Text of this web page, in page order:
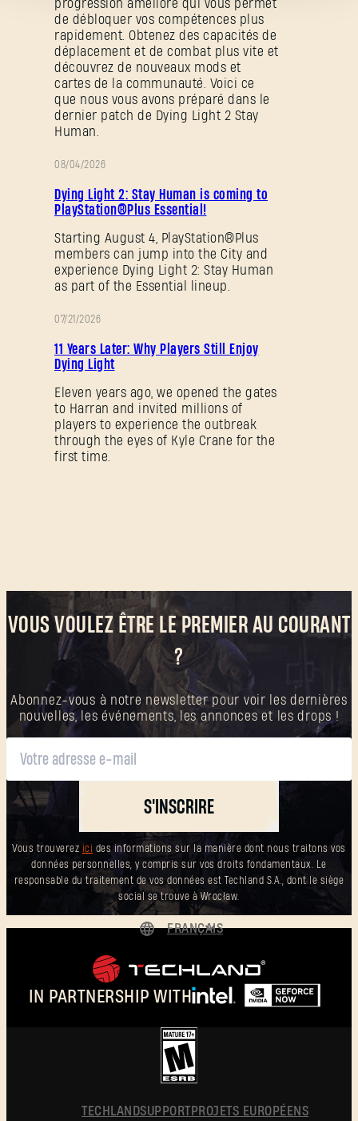
progression amélioré qui vous permet
de débloquer vos compétences plus
rapidement. Obtenez des capacités de
déplacement et de combat plus vite et
découvrez de nouveaux mods et
cartes de la communauté. Voici ce
que nous vous avons préparé dans le
dernier patch de Dying Light 2 Stay
Human.
08/04/2026
Dying Light 2: Stay Human is coming to
PlayStation®Plus Essential!
Starting August 4, PlayStation®Plus
members can jump into the City and
experience Dying Light 2: Stay Human
as part of the Essential lineup.
07/21/2026
11 Years Later: Why Players Still Enjoy
Dying Light
Eleven years ago, we opened the gates
to Harran and invited millions of
players to experience the outbreak
through the eyes of Kyle Crane for the
first time.
VOUS VOULEZ ÊTRE LE PREMIER AU COURANT
?
Abonnez-vous à notre newsletter pour voir les dernières
nouvelles, les événements, les annonces et les drops !
S'INSCRIRE
Vous trouverez ici des informations sur la manière dont nous traitons vos
données personnelles, y compris sur vos droits fondamentaux. Le
responsable du traitement de vos données est Techland S.A., dont le siège
social se trouve à Wrocław.
IN PARTNERSHIP WITH
FRANÇAIS
POLSKI
简体中文
TECHLANDSUPPORT PROJETS EUROPÉENS
Mot de passe oublié ?
C'est votre première fois sur Dying Light Outpost ?
Créer un compte.